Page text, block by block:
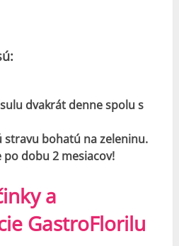
dvakrát denne spolu s
stravu bohatú na zeleninu.
dobu 2 mesiacov!
a
GastroFlorilu